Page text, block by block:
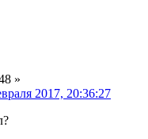
»
2017, 20:36:27